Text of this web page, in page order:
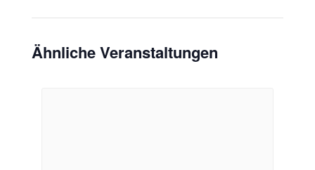
Ähnliche Veranstaltungen